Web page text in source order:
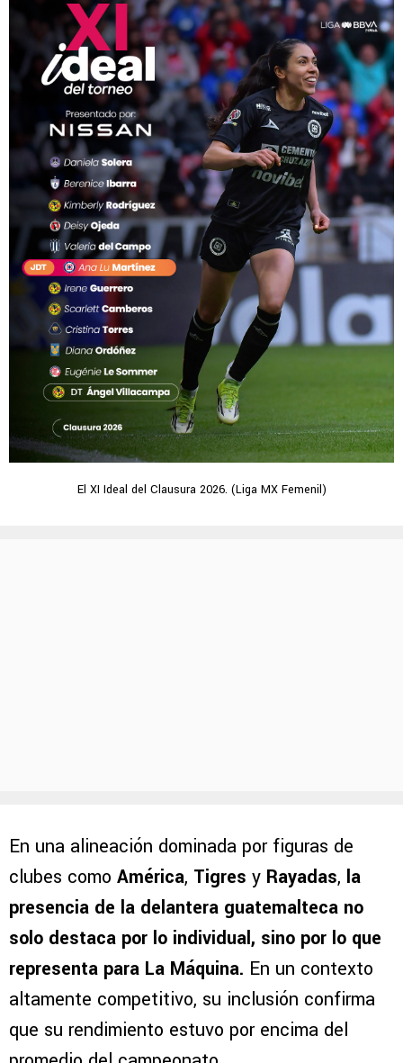
El XI Ideal del Clausura 2026. (Liga MX Femenil)
En una alineación dominada por figuras de
clubes como América, Tigres y Rayadas, la
presencia de la delantera guatemalteca no
solo destaca por lo individual, sino por lo que
representa para La Máquina. En un contexto
altamente competitivo, su inclusión confirma
que su rendimiento estuvo por encima del